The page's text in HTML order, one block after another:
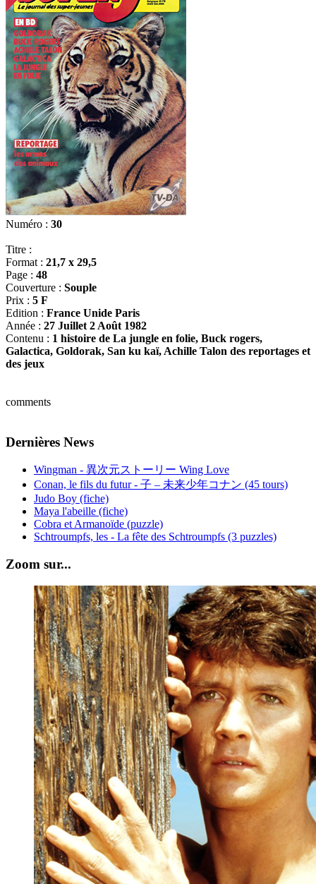
Numéro : 30
Titre :
Format : 21,7 x 29,5
Page : 48
Couverture : Souple
Prix : 5 F
Edition : France Unide Paris
Année : 27 Juillet 2 Août 1982
Contenu : 1 histoire de La jungle en folie, Buck rogers,
Galactica, Goldorak, San ku kaï, Achille Talon des reportages et
des jeux
comments
Dernières News
Wingman - 異次元ストーリー Wing Love
Conan, le fils du futur - 子 – 未来少年コナン (45 tours)
Judo Boy (fiche)
Maya l'abeille (fiche)
Cobra et Armanoïde (puzzle)
Schtroumpfs, les - La fête des Schtroumpfs (3 puzzles)
Zoom sur...